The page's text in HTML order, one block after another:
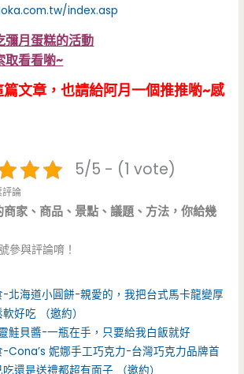
index.asp
彌月蛋糕的活動
取看看喲~
文章，也請給阿月一個推推喲~感
5/5 - (1 vote)
評論
家、商品、景點、議題、方法，你給幾
參與評論唷！
-北海道小圓餅-親愛的，我把台式馬卡龍變厚
好吃 （邀約）
鮭貝醬-一瓶在手，只要給我白飯就好
Cona’s 妮娜手工巧克力-台灣巧克力品牌首
還是送禮都超有面子 （邀約）